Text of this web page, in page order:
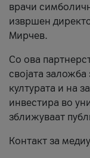
врачи
извршен
Мирчев.
Со ова
својата
културата и на
инвестира во
зближуваат
Контакт за